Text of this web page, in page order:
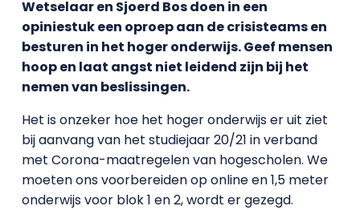
Wetselaar en Sjoerd Bos doen in een
opiniestuk een oproep aan de crisisteams en
besturen in het hoger onderwijs. Geef mensen
hoop en laat angst niet leidend zijn bij het
nemen van beslissingen.
Het is onzeker hoe het hoger onderwijs er uit ziet
bij aanvang van het studiejaar 20/21 in verband
met Corona-maatregelen van hogescholen. We
moeten ons voorbereiden op online en 1,5 meter
onderwijs voor blok 1 en 2, wordt er gezegd.